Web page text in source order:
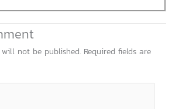
not be published. Required fields are